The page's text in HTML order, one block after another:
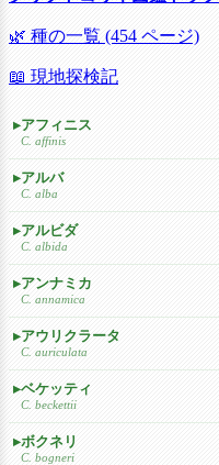
🌿 種の一覧 (454 ページ)
📖 現地探検記
アフィニス
C. affinis
アルバ
C. alba
アルビダ
C. albida
アンナミカ
C. annamica
アウリクラータ
C. auriculata
ベケッティ
C. beckettii
ボクネリ
C. bogneri